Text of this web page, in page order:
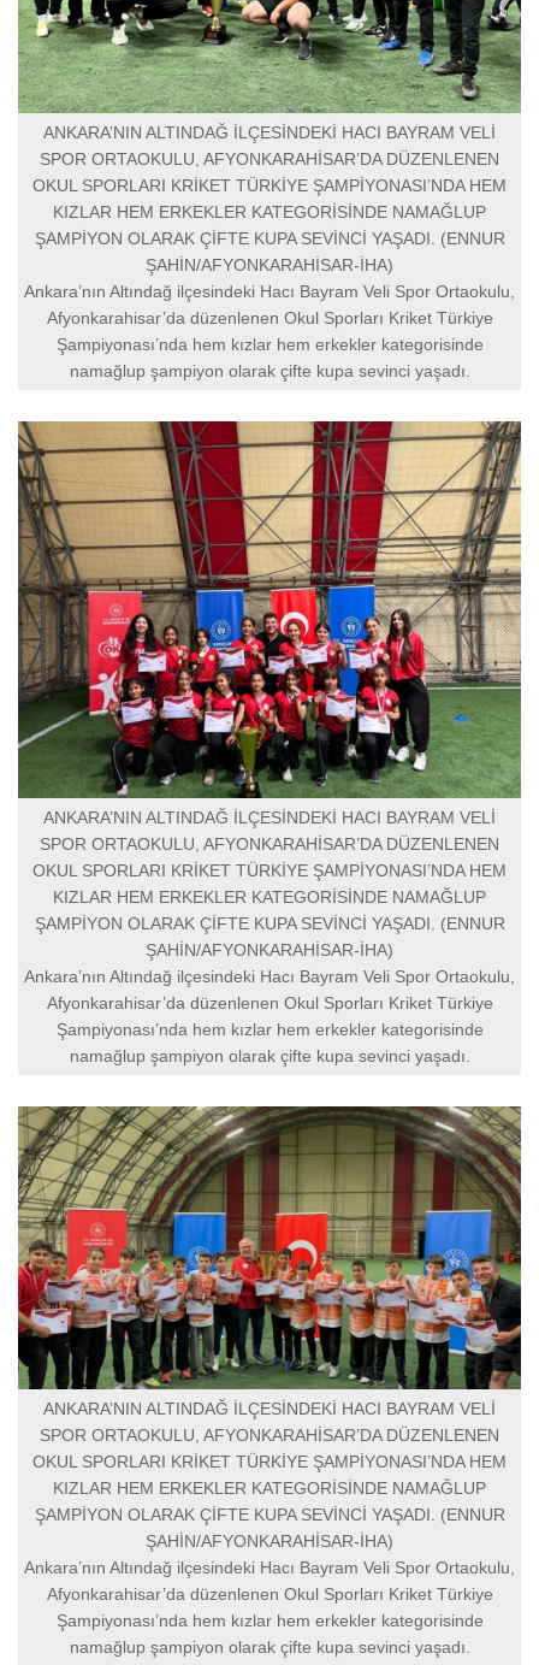
ANKARA’NIN ALTINDAĞ İLÇESİNDEKİ HACI BAYRAM VELİ
SPOR ORTAOKULU, AFYONKARAHİSAR’DA DÜZENLENEN
OKUL SPORLARI KRİKET TÜRKİYE ŞAMPİYONASI’NDA HEM
KIZLAR HEM ERKEKLER KATEGORİSİNDE NAMAĞLUP
ŞAMPİYON OLARAK ÇİFTE KUPA SEVİNCİ YAŞADI. (ENNUR
ŞAHİN/AFYONKARAHİSAR-İHA)
Ankara’nın Altındağ ilçesindeki Hacı Bayram Veli Spor Ortaokulu,
Afyonkarahisar’da düzenlenen Okul Sporları Kriket Türkiye
Şampiyonası’nda hem kızlar hem erkekler kategorisinde
namağlup şampiyon olarak çifte kupa sevinci yaşadı.
ANKARA’NIN ALTINDAĞ İLÇESİNDEKİ HACI BAYRAM VELİ
SPOR ORTAOKULU, AFYONKARAHİSAR’DA DÜZENLENEN
OKUL SPORLARI KRİKET TÜRKİYE ŞAMPİYONASI’NDA HEM
KIZLAR HEM ERKEKLER KATEGORİSİNDE NAMAĞLUP
ŞAMPİYON OLARAK ÇİFTE KUPA SEVİNCİ YAŞADI. (ENNUR
ŞAHİN/AFYONKARAHİSAR-İHA)
Ankara’nın Altındağ ilçesindeki Hacı Bayram Veli Spor Ortaokulu,
Afyonkarahisar’da düzenlenen Okul Sporları Kriket Türkiye
Şampiyonası’nda hem kızlar hem erkekler kategorisinde
namağlup şampiyon olarak çifte kupa sevinci yaşadı.
ANKARA’NIN ALTINDAĞ İLÇESİNDEKİ HACI BAYRAM VELİ
SPOR ORTAOKULU, AFYONKARAHİSAR’DA DÜZENLENEN
OKUL SPORLARI KRİKET TÜRKİYE ŞAMPİYONASI’NDA HEM
KIZLAR HEM ERKEKLER KATEGORİSİNDE NAMAĞLUP
ŞAMPİYON OLARAK ÇİFTE KUPA SEVİNCİ YAŞADI. (ENNUR
ŞAHİN/AFYONKARAHİSAR-İHA)
Ankara’nın Altındağ ilçesindeki Hacı Bayram Veli Spor Ortaokulu,
Afyonkarahisar’da düzenlenen Okul Sporları Kriket Türkiye
Şampiyonası’nda hem kızlar hem erkekler kategorisinde
namağlup şampiyon olarak çifte kupa sevinci yaşadı.